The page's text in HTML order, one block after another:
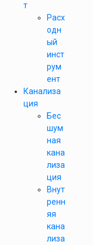
т
Расх
одн
ый
инст
рум
ент
Канализа
ция
Бес
шум
ная
кана
лиза
ция
Внут
ренн
яя
кана
лиза